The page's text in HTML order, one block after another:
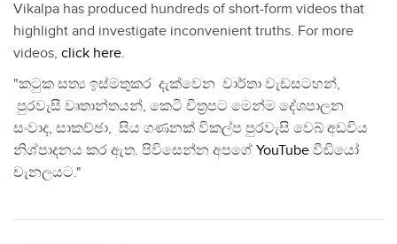
Vikalpa has produced hundreds of short-form videos that
highlight and investigate inconvenient truths. For more
videos, click here.
"කටුක සත්‍ය ඉස්මතුකර දැක්වෙන වාර්තා වැඩසටහන්,
පුරවැසි වෘතාන්තයන්, කෙටි චිත්‍රපට මෙන්ම දේශපාලන
සංවාද, සාකච්ඡා, සිය ගණනක් විකල්ප පුරවැසි වෙබ් අඩවිය
නිශ්පාදනය කර ඇත. පිවිසෙන්න අපගේ YouTube වීඩියෝ
චැනලයට."